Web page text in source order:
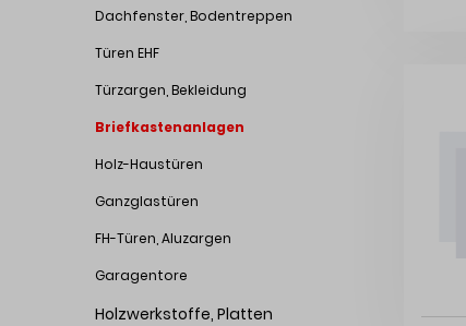
Dachfenster, Bodentreppen
Türen EHF
Türzargen, Bekleidung
Briefkastenanlagen
Holz-Haustüren
Ganzglastüren
FH-Türen, Aluzargen
Garagentore
Holzwerkstoffe, Platten